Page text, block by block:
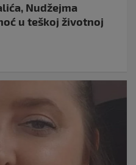
Nudžejma
u teškoj životnoj